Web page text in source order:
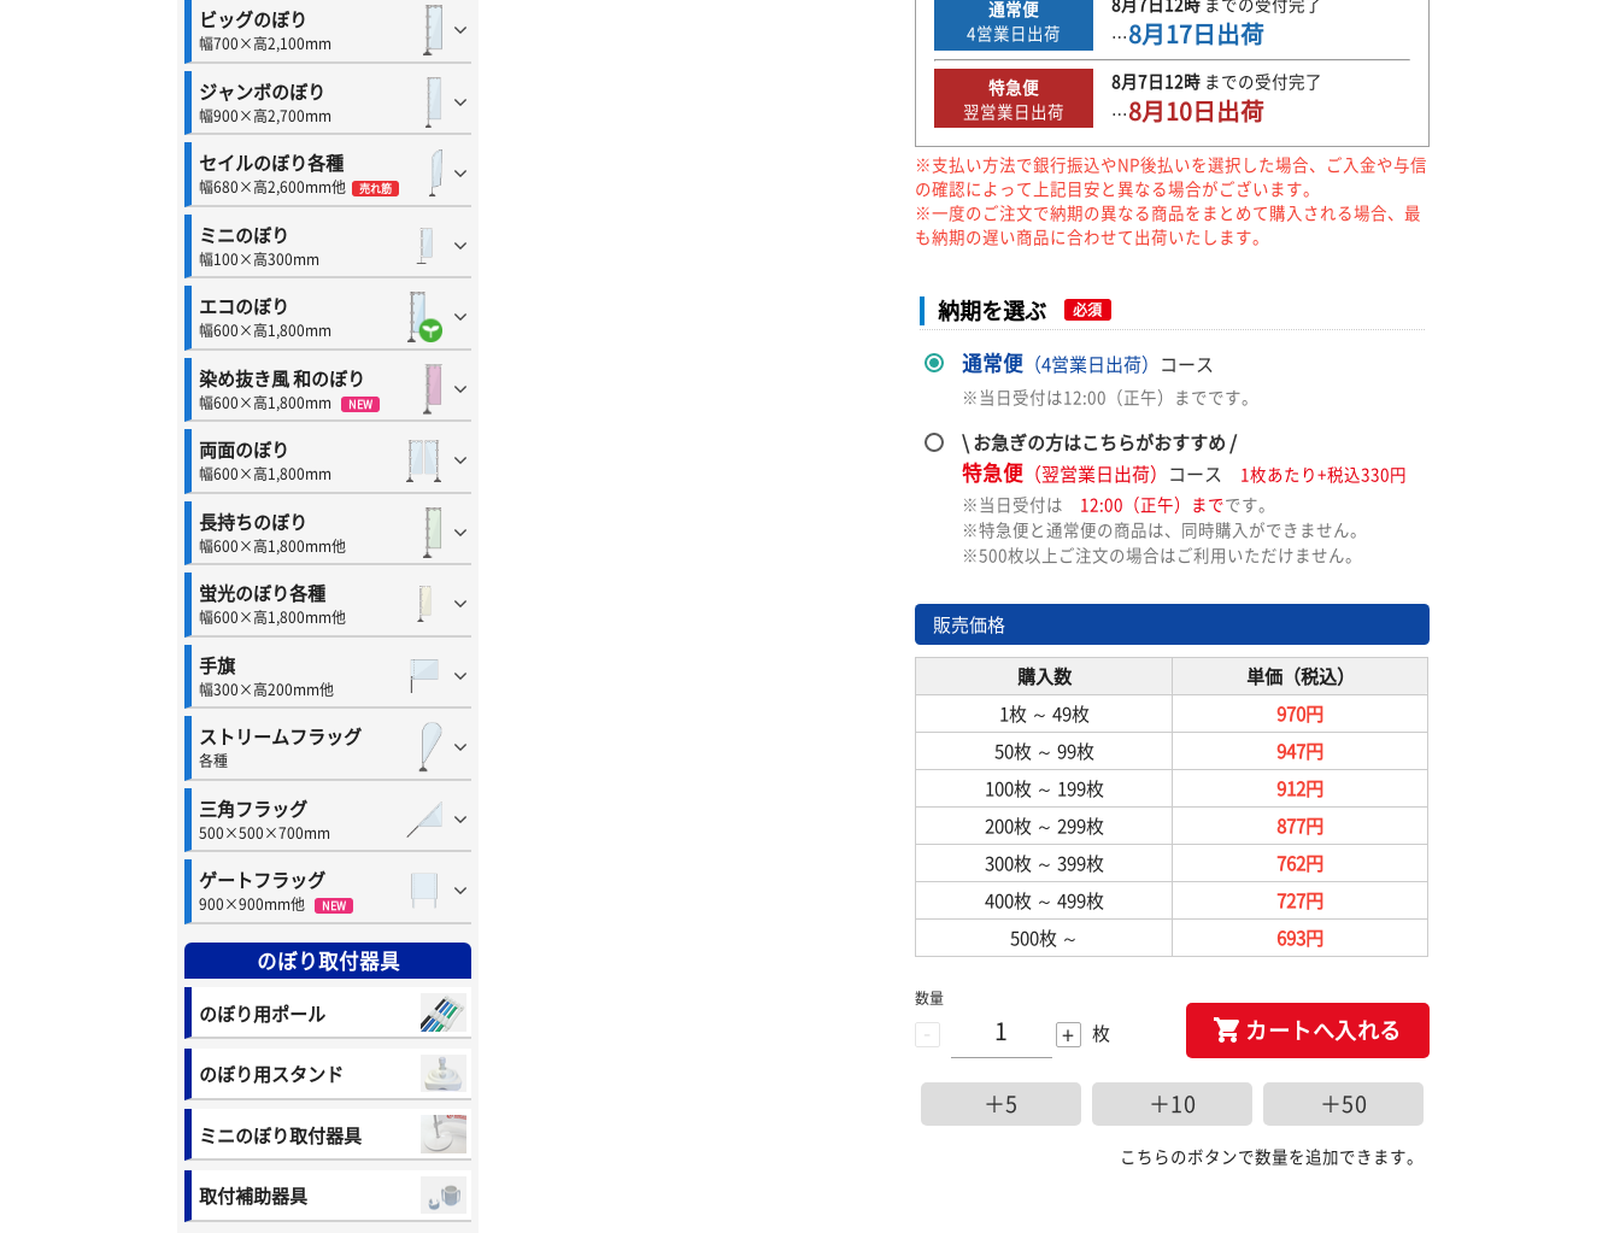
ビッグのぼり
幅700×高2,100mm
ジャンボのぼり
幅900×高2,700mm
セイルのぼり各種
幅680×高2,600mm他 売れ筋
ミニのぼり
幅100×高300mm
エコのぼり
幅600×高1,800mm
染め抜き風 和のぼり
幅600×高1,800mm NEW
両面のぼり
幅600×高1,800mm
長持ちのぼり
幅600×高1,800mm他
蛍光のぼり各種
幅600×高1,800mm他
手旗
幅300×高200mm他
ストリームフラッグ
各種
三角フラッグ
500×500×700mm
ゲートフラッグ
900×900mm他 NEW
のぼり取付器具
のぼり用ポール
のぼり用スタンド
ミニのぼり取付器具
取付補助器具
通常便
4営業日出荷
…8月17日出荷
特急便
翌営業日出荷
8月7日12時までの受付完了
…8月10日出荷
※支払い方法で銀行振込やNP後払いを選択した場合、ご入金や与信
の確認によって上記目安と異なる場合がございます。
※一度のご注文で納期の異なる商品をまとめて購入される場合、最
も納期の遅い商品に合わせて出荷いたします。
納期を選ぶ 必須
通常便（4営業日出荷） コース
※当日受付は12:00（正午）までです。
\ お急ぎの方はこちらがおすすめ /
特急便（翌営業日出荷） コース
1枚あたり+税込330円
※当日受付は 12:00（正午）までです。
※特急便と通常便の商品は、同時購入ができません。
※500枚以上ご注文の場合はご利用いただけません。
販売価格
購入数
単価（税込）
1枚 ～ 49枚
970円
50枚 ～ 99枚
947円
100枚 ～ 199枚
912円
200枚 ～ 299枚
877円
300枚 ～ 399枚
762円
400枚 ～ 499枚
727円
500枚 ～ 693円
-
数量
+ 枚 カートへ入れる
＋5 ＋10 ＋50
こちらのボタンで数量を追加できます。